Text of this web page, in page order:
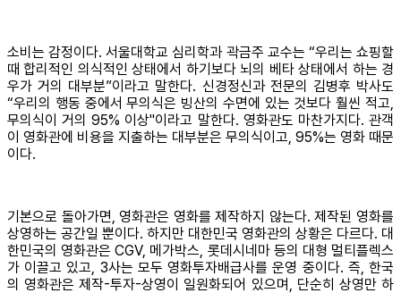
소비는 감정이다. 서울대학교 심리학과 곽금주 교수는 “우리는 쇼핑할
때 합리적인 의식적인 상태에서 하기보다 뇌의 베타 상태에서 하는 경
우가 거의 대부분”이라고 말한다. 신경정신과 전문의 김병후 박사도
“우리의 행동 중에서 무의식은 빙산의 수면에 있는 것보다 훨씬 적고,
무의식이 거의 95% 이상"이라고 말한다. 영화관도 마찬가지다. 관객
이 영화관에 비용을 지출하는 대부분은 무의식이고, 95%는 영화 때문
이다.
기본으로 돌아가면, 영화관은 영화를 제작하지 않는다. 제작된 영화를
상영하는 공간일 뿐이다. 하지만 대한민국 영화관의 상황은 다르다. 대
한민국의 영화관은 CGV, 메가박스, 롯데시네마 등의 대형 멀티플렉스
가 이끌고 있고, 3사는 모두 영화투자배급사를 운영 중이다. 즉, 한국
의 영화관은 제작-투자-상영이 일원화되어 있으며, 단순히 상영만 하